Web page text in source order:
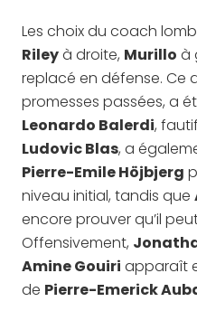
Les choix du coach
Rileyà droite, Murillo à
replacé en défense. Ce
promesses passées, a
Leonardo Balerdi,
Ludovic Blas, a
Pierre-Emile Höjbjerg
niveau initial, tandis que
encore prouver qu’il
Offensivement,
Amine Gouiri apparaît
de Pierre-Emerick